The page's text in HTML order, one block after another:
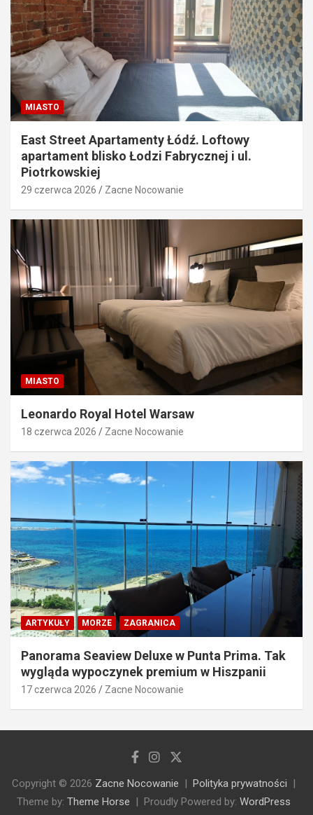
MIASTO
East Street Apartamenty Łódź. Loftowy
apartament blisko Łodzi Fabrycznej i ul.
Piotrkowskiej
29 czerwca 2026 Zacne Nocowanie
MIASTO
Leonardo Royal Hotel Warsaw
18 czerwca 2026 Zacne Nocowanie
ARTYKUŁY MORZE ZAGRANICA
Panorama Seaview Deluxe w Punta Prima. Tak
wygląda wypoczynek premium w Hiszpanii
17 czerwca 2026 Zacne Nocowanie
Copyright © 2026 Zacne Nocowanie
Polityka prywatności
Theme by: Theme Horse Proudly Powered by: WordPress